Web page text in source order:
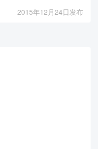
2015年12月24日发布